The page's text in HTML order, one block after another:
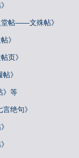
堂帖——文殊帖》
》
页》
》
》等
绝句》